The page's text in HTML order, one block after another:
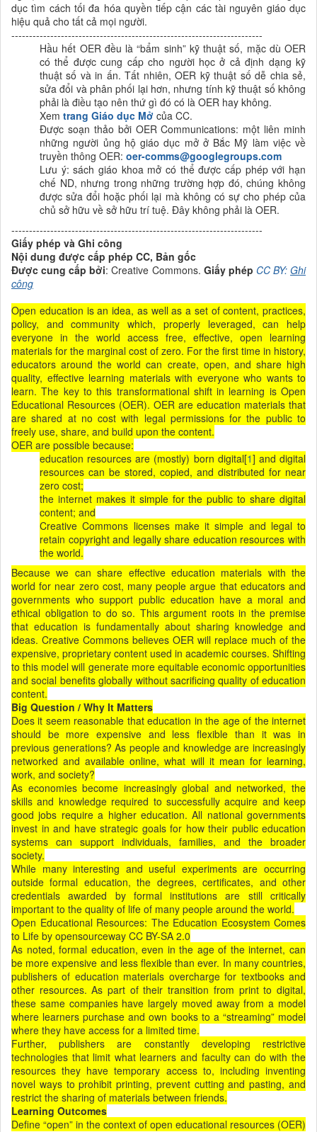
dục tìm cách tối đa hóa quyền tiếp cận các tài nguyên giáo dục
hiệu quả cho tất cả mọi người.
-----------------------------------------------------------------------
Hầu hết OER đều là “bẩm sinh” kỹ thuật số, mặc dù OER
có thể được cung cấp cho người học ở cả định dạng kỹ
thuật số và in ấn. Tất nhiên, OER kỹ thuật số dễ chia sẻ,
sửa đổi và phân phối lại hơn, nhưng tính kỹ thuật số không
phải là điều tạo nên thứ gì đó có là OER hay không.
Xem trang Giáo dục Mở của CC.
Được soạn thảo bởi OER Communications: một liên minh
những người ủng hộ giáo dục mở ở Bắc Mỹ làm việc về
truyền thông OER: oer-comms@googlegroups.com
Lưu ý: sách giáo khoa mở có thể được cấp phép với hạn
chế ND, nhưng trong những trường hợp đó, chúng không
được sửa đổi hoặc phối lại mà không có sự cho phép của
chủ sở hữu về sở hữu trí tuệ. Đây không phải là OER.
-----------------------------------------------------------------------
Giấy phép và Ghi công
Nội dung được cấp phép CC, Bản gốc
Được cung cấp bởi: Creative Commons. Giấy phép CC BY:Ghi
công
Open education is an idea, as well as a set of content, practices,
policy, and community which, properly leveraged, can help
everyone in the world access free, effective, open learning
materials for the marginal cost of zero. For the first time in history,
educators around the world can create, open, and share high
quality, effective learning materials with everyone who wants to
learn. The key to this transformational shift in learning is Open
Educational Resources (OER). OER are education materials that
are shared at no cost with legal permissions for the public to
freely use, share, and build upon the content.
OER are possible because:
education resources are (mostly) born digital[1] and digital
resources can be stored, copied, and distributed for near
zero cost;
the internet makes it simple for the public to share digital
content; and
Creative Commons licenses make it simple and legal to
retain copyright and legally share education resources with
the world.
Because we can share effective education materials with the
world for near zero cost, many people argue that educators and
governments who support public education have a moral and
ethical obligation to do so. This argument roots in the premise
that education is fundamentally about sharing knowledge and
ideas. Creative Commons believes OER will replace much of the
expensive, proprietary content used in academic courses. Shifting
to this model will generate more equitable economic opportunities
and social benefits globally without sacrificing quality of education
content.
Big Question / Why It Matters
Does it seem reasonable that education in the age of the internet
should be more expensive and less flexible than it was in
previous generations? As people and knowledge are increasingly
networked and available online, what will it mean for learning,
work, and society?
As economies become increasingly global and networked, the
skills and knowledge required to successfully acquire and keep
good jobs require a higher education. All national governments
invest in and have strategic goals for how their public education
systems can support individuals, families, and the broader
society.
While many interesting and useful experiments are occurring
outside formal education, the degrees, certificates, and other
credentials awarded by formal institutions are still critically
important to the quality of life of many people around the world.
Open Educational Resources: The Education Ecosystem Comes
to Life by opensourceway CC BY-SA 2.0
As noted, formal education, even in the age of the internet, can
be more expensive and less flexible than ever. In many countries,
publishers of education materials overcharge for textbooks and
other resources. As part of their transition from print to digital,
these same companies have largely moved away from a model
where learners purchase and own books to a “streaming” model
where they have access for a limited time.
Further, publishers are constantly developing restrictive
technologies that limit what learners and faculty can do with the
resources they have temporary access to, including inventing
novel ways to prohibit printing, prevent cutting and pasting, and
restrict the sharing of materials between friends.
Learning Outcomes
Define “open” in the context of open educational resources (OER)